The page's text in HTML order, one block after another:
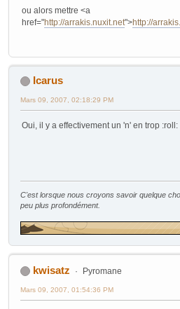
ou alors mettre <a
href="http://arrakis.nuxit.net">http://
Icarus
Mars 09, 2007, 02:18:29 PM
Oui, il y a effectivement un 'n' en trop :roll:
C'est lorsque nous croyons savoir quelque
peu plus profondément.
kwisatz Pyromane
Mars 09, 2007, 01:54:36 PM